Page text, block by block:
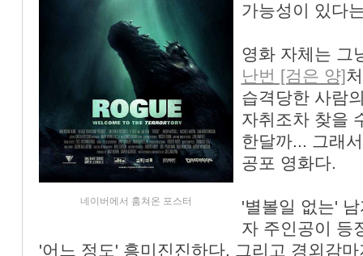
네이버에서 훔쳐온 포스터
가능성이 있다
영화 자체는 그
난번 [검은 양]
습격당한 사람
자취조차 찾을
한달까... 그래
공포 영화다.
'별볼일 없는'
자 주인공이 등
'어느 정도' 흥미진진하다. 그리고 경외감